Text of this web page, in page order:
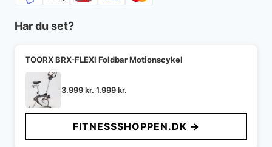
Har du set?
TOORX BRX-FLEXI Foldbar Motionscykel
3.999kr.Den
pris
var:
3.999 kr..
1.999kr.
pris
er:
1.999 kr..
FITNESSSHOPPEN.DK →